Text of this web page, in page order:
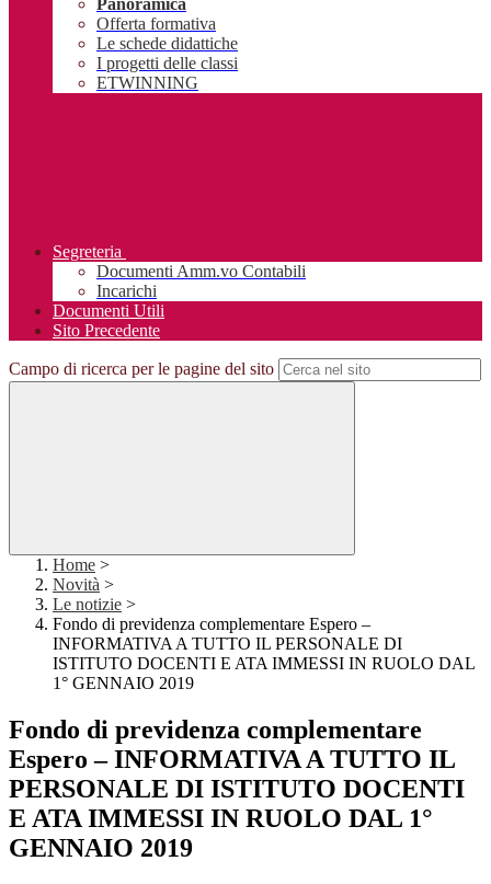
Panoramica
Offerta formativa
Le schede didattiche
I progetti delle classi
ETWINNING
Segreteria
Documenti Amm.vo Contabili
Incarichi
Documenti Utili
Sito Precedente
Campo di ricerca per le pagine del sito
Home >
Novità >
Le notizie >
Fondo di previdenza complementare Espero –
INFORMATIVA A TUTTO IL PERSONALE DI
ISTITUTO DOCENTI E ATA IMMESSI IN RUOLO DAL
1° GENNAIO 2019
Fondo di previdenza complementare
Espero – INFORMATIVA A TUTTO IL
PERSONALE DI ISTITUTO DOCENTI
E ATA IMMESSI IN RUOLO DAL 1°
GENNAIO 2019